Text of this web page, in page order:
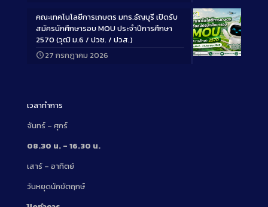
Long
คณะเทคโนโลยีการเกษตร มทร.ธัญบุรี เปิดรับ
สมัครนักศึกษารอบ MOU ประจำปีการศึกษา
2570 (วุฒิ ม.6 / ปวช. / ปวส.)
27 กรกฎาคม 2026
เวลาทำการ
จันทร์ – ศุกร์
08.30 น. – 16.30 น.
เสาร์ – อาทิตย์
วันหยุดนักขัตฤกษ์